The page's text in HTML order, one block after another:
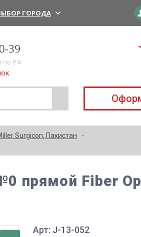
ГОРОДА
по РФ
Surgicon, Пакистан
прямой Fiber
Арт: J-13-052